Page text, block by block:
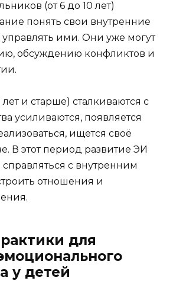
(от 6 до 10 лет)
понять свои внутренние
ими. Они уже могут
обсуждению конфликтов и
лет и старше) сталкиваются с
усиливаются, появляется
ищется своё
В этот период развитие ЭИ
с внутренним
отношения и
для
у детей